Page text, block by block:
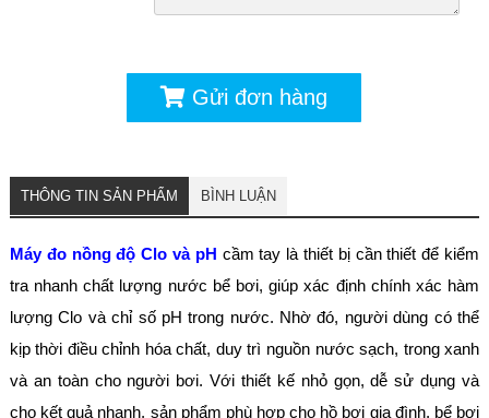
Gửi đơn hàng
THÔNG TIN SẢN PHẨM BÌNH LUẬN
Máy đo nồng độ Clo và pH cầm tay là thiết bị cần thiết để kiểm
tra nhanh chất lượng nước bể bơi, giúp xác định chính xác hàm
lượng Clo và chỉ số pH trong nước. Nhờ đó, người dùng có thể
kịp thời điều chỉnh hóa chất, duy trì nguồn nước sạch, trong xanh
và an toàn cho người bơi. Với thiết kế nhỏ gọn, dễ sử dụng và
cho kết quả nhanh, sản phẩm phù hợp cho hồ bơi gia đình, bể bơi